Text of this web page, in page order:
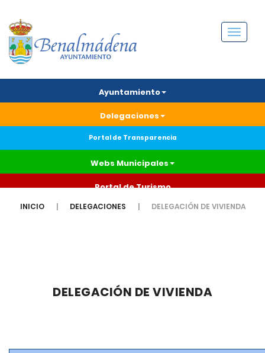
Menú
Ayuntamiento
Delegaciones
Portal de Transparencia
Webs Municipales
Portal de Turismo
INICIO DELEGACIONES DELEGACIÓN DE VIVIENDA
DELEGACIÓN DE VIVIENDA